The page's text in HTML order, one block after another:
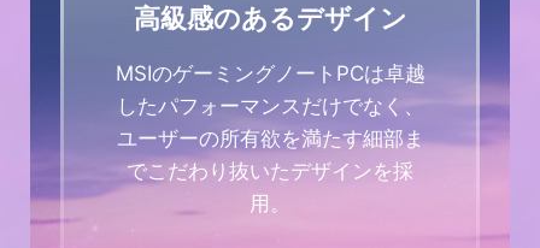
高級感のあるデザイン
MSIのゲーミングノートPCは卓越
したパフォーマンスだけでなく、
ユーザーの所有欲を満たす細部ま
でこだわり抜いたデザインを採
用。